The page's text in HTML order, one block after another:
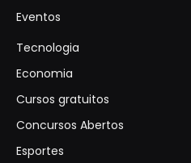
Eventos
Tecnologia
Economia
Cursos gratuitos
Concursos Abertos
Esportes